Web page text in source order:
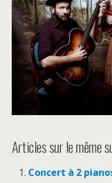
Articles sur le même
Concert à 2